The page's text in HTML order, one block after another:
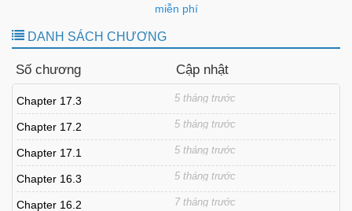
miễn phí
DANH SÁCH CHƯƠNG
Số chương Cập nhật
Chapter 17.3 5 tháng trước
Chapter 17.2 5 tháng trước
Chapter 17.1 5 tháng trước
Chapter 16.3 5 tháng trước
Chapter 16.2 7 tháng trước